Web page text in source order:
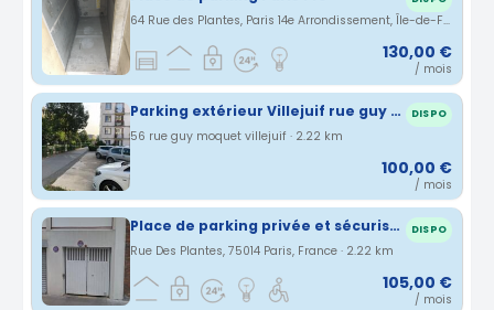
64 Rue des Plantes, Paris 14e Arrondissement, Île-de-France, France · 2.21 km
130,00 €
/ mois
Parking extérieur Villejuif rue guy moquet (94) DISPO
56 rue guy moquet villejuif · 2.22 km
100,00 €
/ mois
Place de parking privée et sécurisée au 1er sous soul, Paris 75014 DISPO
Rue Des Plantes, 75014 Paris, France · 2.22 km
105,00 €
/ mois